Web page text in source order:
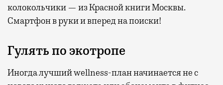
колокольчики — из Красной книги Москвы.
Смартфон в руки и вперед на поиски!
Гулять по экотропе
Иногда лучший wellness-план начинается не с